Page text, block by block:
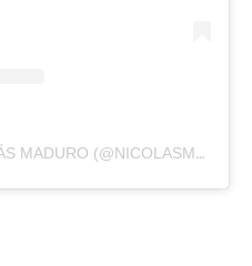
A POST SHARED BY NICOLÁS MADURO (@NICOLASMADURO)